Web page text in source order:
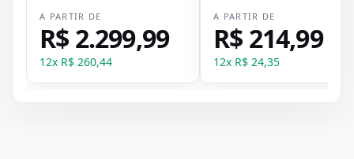
A PARTIR DE
R$ 2.299,99
12x R$ 260,44
A PARTIR DE
R$ 214,99
12x R$ 24,35